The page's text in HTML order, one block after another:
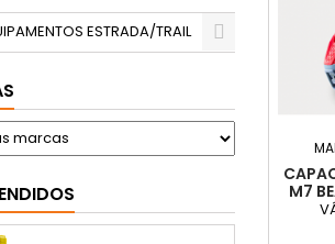
ESTRADA/TRAIL
M7